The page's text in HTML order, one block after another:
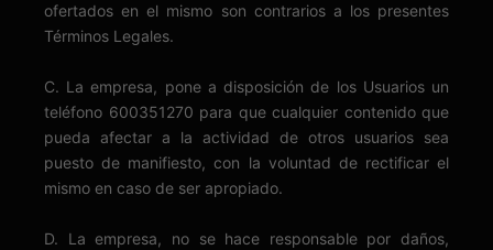
ofertados en el mismo son contrarios a los presentes
Términos Legales.
C. La empresa, pone a disposición de los Usuarios un
teléfono 600351270 para que cualquier contenido que
pueda afectar a la actividad de otros usuarios sea
puesto de manifiesto, con la voluntad de rectificar el
mismo en caso de ser apropiado.
D. La empresa, no se hace responsable por daños,